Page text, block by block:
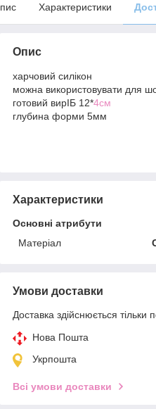
Характеристики
Опис
харчовий силікон
можна використовувати для
готовий вирIБ 12*4см
глубина форми 5мм
Характеристики
Основні атрибути
Матеріал
Умови доставки
Доставка здійснюється тільки
Нова Пошта
Укрпошта
Всі умови доставки